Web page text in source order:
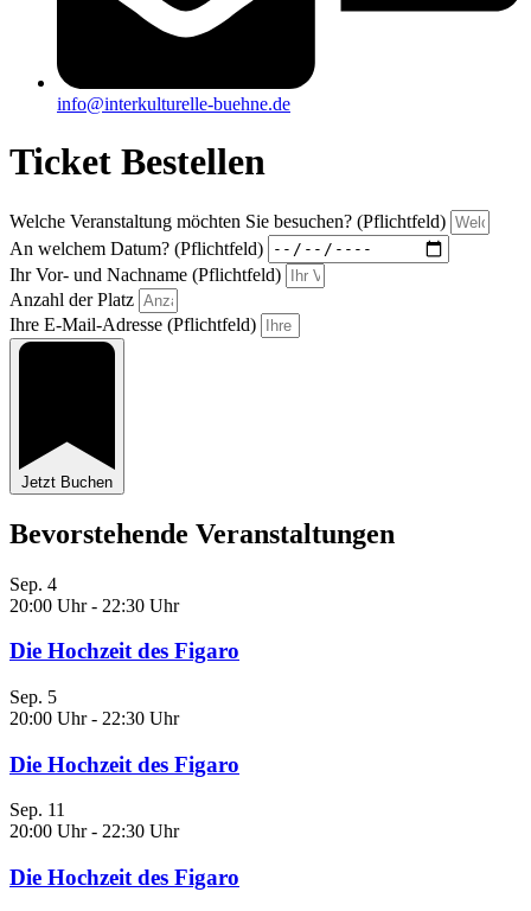
info@interkulturelle-buehne.de
Ticket Bestellen
Welche Veranstaltung möchten Sie besuchen? (Pflichtfeld)
An welchem Datum? (Pflichtfeld)
Ihr Vor- und Nachname (Pflichtfeld)
Anzahl der Platz
Ihre E-Mail-Adresse (Pflichtfeld)
Jetzt Buchen
Bevorstehende Veranstaltungen
Sep. 4
20:00 Uhr- 22:30 Uhr
Die Hochzeit des Figaro
Sep. 5
20:00 Uhr- 22:30 Uhr
Die Hochzeit des Figaro
Sep. 11
20:00 Uhr- 22:30 Uhr
Die Hochzeit des Figaro